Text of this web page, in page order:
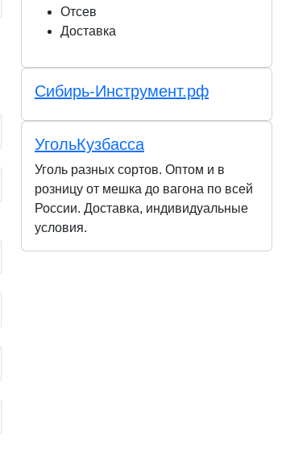
Отсев
Доставка
Сибирь-Инструмент.рф
УгольКузбасса
Уголь разных сортов. Оптом и в
розницу от мешка до вагона по всей
России. Доставка, индивидуальные
условия.